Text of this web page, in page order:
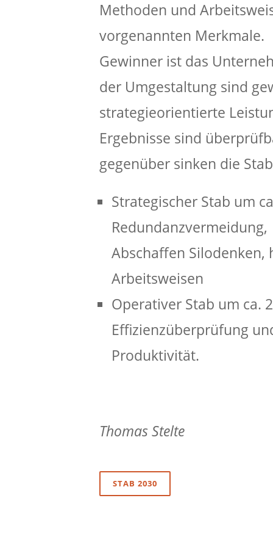
Methoden und
vorgenannten Merkmale.
Gewinner ist das
der Umgestaltung sind
strategieorientierte
Ergebnisse sind
gegenüber sinken die
Strategischer Stab um
Redundanzvermeidung,
Abschaffen
Arbeitsweisen
Operativer Stab um ca.
Effizienzüberprüfung
Produktivität.
Thomas Stelte
STAB 2030